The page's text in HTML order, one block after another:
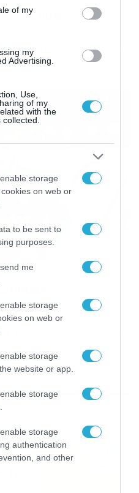
of my
my
Advertising.
Use,
of my
with the
storage
on web or
to be sent to
purposes.
me
storage
on web or
storage
website or app.
storage
storage
authentication
and other
οι δυο
της Ερμιονίδας,
στις προπονήσεις οι
Γιάννης Λίτσης. Ο
τους παίκτες
πλάνα του τεχνικού της
αγώνα Κυπέλλου με
[…]
σε ακόμα δυο
στο δυναμικό της
και τον Νίκο Γυφτόκωστα.
αγωνίζεται στη θέση
να δώσει το κάτι
νεοαποκτηθείς, Νίκος
(vid)